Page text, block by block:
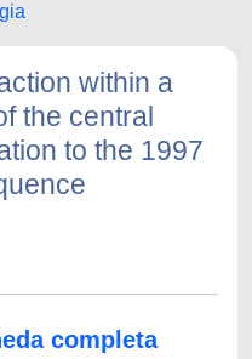
within a
the central
to the 1997
completa